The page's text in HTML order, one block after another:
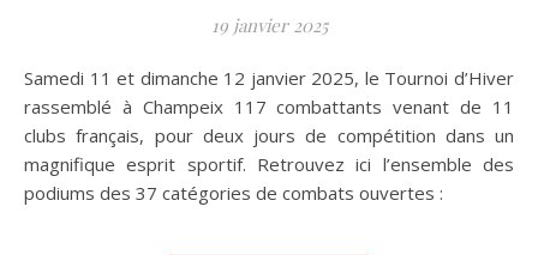
19 janvier 2025
Samedi 11 et dimanche 12 janvier 2025, le Tournoi d’Hiver
rassemblé à Champeix 117 combattants venant de 11
clubs français, pour deux jours de compétition dans un
magnifique esprit sportif. Retrouvez ici l’ensemble des
podiums des 37 catégories de combats ouvertes :